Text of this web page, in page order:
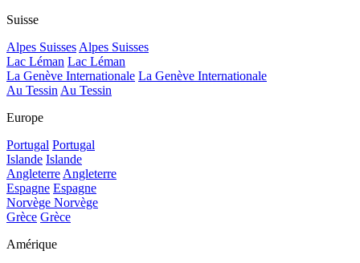
Suisse
Alpes Suisses Alpes Suisses
Lac Léman Lac Léman
La Genève Internationale La Genève Internationale
Au Tessin Au Tessin
Europe
Portugal Portugal
Islande Islande
Angleterre Angleterre
Espagne Espagne
Norvège Norvège
Grèce Grèce
Amérique